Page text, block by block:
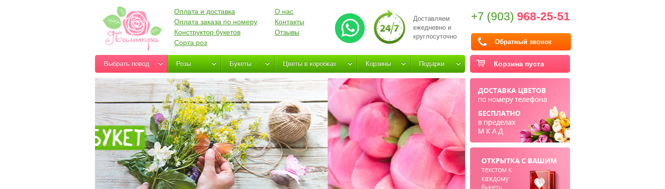
Доставляем
ежедневно и
круглосуточно
+7 (903) 968-25-51
Обратный звонок
Оплата и доставка
Оплата заказа по номеру
Конструктор букетов
Сорта роз
О нас
Контакты
Отзывы
Корзина пуста
Выбрать повод Розы Букеты Цветы в коробках Корзины Подарки